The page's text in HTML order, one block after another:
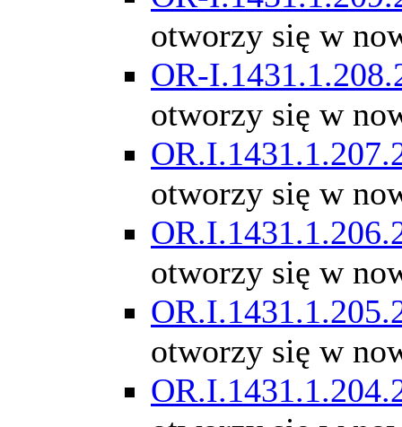
otworzy się w
OR-
otworzy się w
otworzy się w
otworzy się w
otworzy się w